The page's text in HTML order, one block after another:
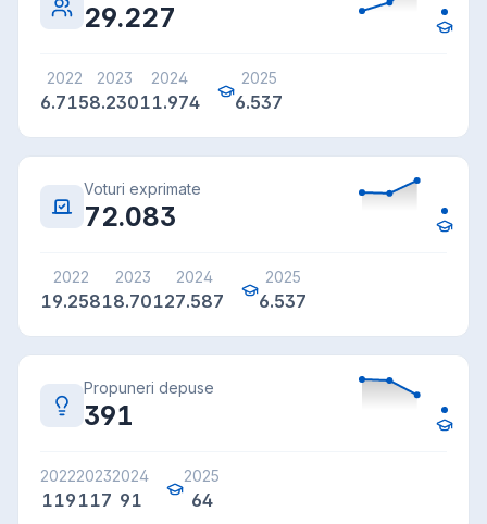
29.227
2022
6.715
2023
8.230
2024
11.974
2025
6.537
Voturi exprimate
72.083
2022
19.258
2023
18.701
2024
27.587
2025
6.537
Propuneri depuse
391
2022
119
2023
117
2024
91
2025
64